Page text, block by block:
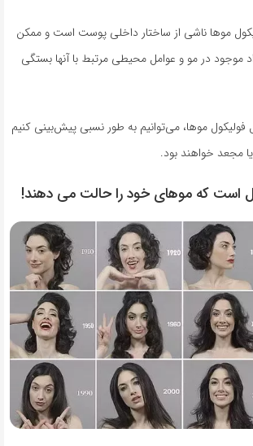
موها ناشی از ساختار داخلی پوست است و ممکن
موجود در مو و عوامل محیطی مرتبط با آنها بستگی
فولیکول موها، می‌توانیم به طور نسبی پیش‌بینی کنیم
مجعد خواهند بود.